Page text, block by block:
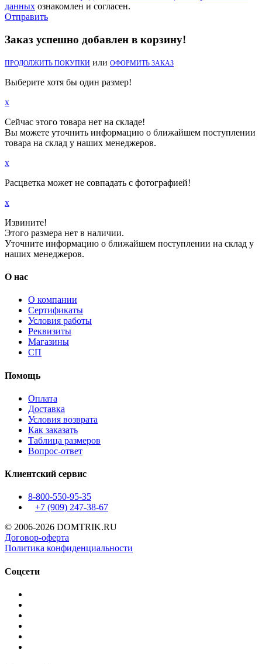
данных ознакомлен и согласен.
Отправить
Заказ успешно добавлен в корзину!
ПРОДОЛЖИТЬ ПОКУПКИ или ОФОРМИТЬ ЗАКАЗ
Выберите хотя бы один размер!
x
Сейчас этого товара нет на складе!
Вы можете уточнить информацию о ближайшем поступлении
товара на склад у наших менеджеров.
x
Расцветка может не совпадать с фотографией!
x
Извините!
Этого размера нет в наличии.
Уточните информацию о ближайшем поступлении на склад у
наших менеджеров.
О нас
О компании
Сертификаты
Условия работы
Реквизиты
Магазины
СП
Помощь
Оплата
Доставка
Условия возврата
Как заказать
Таблица размеров
Вопрос-ответ
Клиентский сервис
8-800-550-95-35
+7 (909) 247-38-67
© 2006-2026 DOMTRIK.RU
Договор-оферта
Политика конфиденциальности
Соцсети